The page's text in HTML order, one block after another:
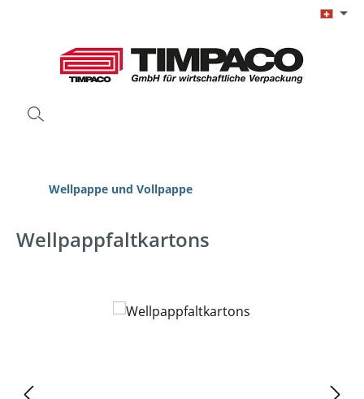
Wellpappe und Vollpappe
Wellpappfaltkartons
Bildergalerie überspringen